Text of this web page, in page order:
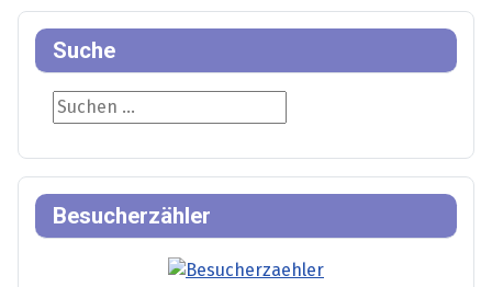
Suche
Suche
Besucherzähler